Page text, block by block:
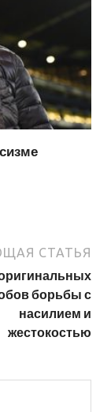
СТАТЬЯ
борьбы с
насилием и
жестокостью